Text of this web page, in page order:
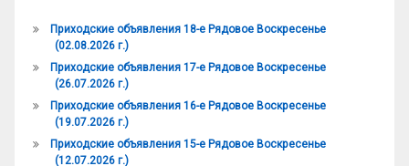
Приходские объявления 18-е Рядовое Воскресенье
(02.08.2026 г.)
Приходские объявления 17-е Рядовое Воскресенье
(26.07.2026 г.)
Приходские объявления 16-е Рядовое Воскресенье
(19.07.2026 г.)
Приходские объявления 15-е Рядовое Воскресенье
(12.07.2026 г.)